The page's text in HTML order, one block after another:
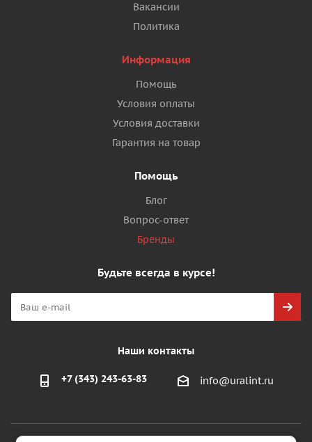
Вакансии
Политика
Информация
Помощь
Условия оплаты
Условия доставки
Гарантия на товар
Помощь
Блог
Вопрос-ответ
Бренды
Будьте всегда в курсе!
Наши контакты
+7 (343) 243-63-83 info@uralint.ru